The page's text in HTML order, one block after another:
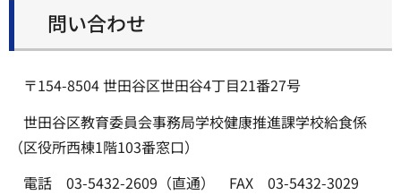
問い合わせ
〒154-8504 世田谷区世田谷4丁目21番27号
世田谷区教育委員会事務局学校健康推進課学校給食係
（区役所西棟1階103番窓口）
電話 03-5432-2609（直通） FAX 03-5432-3029